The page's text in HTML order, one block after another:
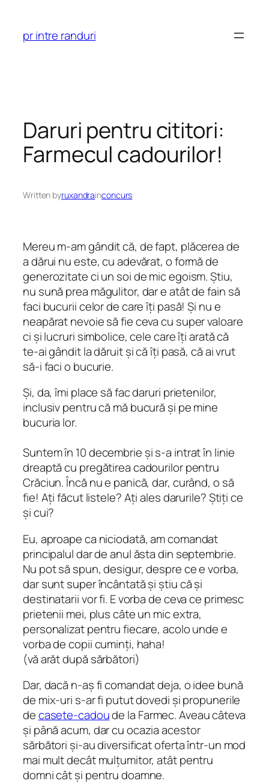
content
pr intre randuri
Daruri pentru cititori:
Farmecul cadourilor!
Written byruxandrainconcurs
Mereu m-am gândit că, de fapt, plăcerea de
a dărui nu este, cu adevărat, o formă de
generozitate ci un soi de mic egoism. Știu,
nu sună prea măgulitor, dar e atât de fain să
faci bucurii celor de care îți pasă! Și nu e
neapărat nevoie să fie ceva cu super valoare
ci și lucruri simbolice, cele care îți arată că
te-ai gândit la dăruit și că îți pasă, că ai vrut
să-i faci o bucurie.
Și, da, îmi place să fac daruri prietenilor,
inclusiv pentru că mă bucură și pe mine
bucuria lor.
Suntem în 10 decembrie și s-a intrat în linie
dreaptă cu pregătirea cadourilor pentru
Crăciun. Încă nu e panică, dar, curând, o să
fie! Ați făcut listele? Ați ales darurile? Știți ce
și cui?
Eu, aproape ca niciodată, am comandat
principalul dar de anul ăsta din septembrie.
Nu pot să spun, desigur, despre ce e vorba,
dar sunt super încântată și știu că și
destinatarii vor fi. E vorba de ceva ce primesc
prietenii mei, plus câte un mic extra,
personalizat pentru fiecare, acolo unde e
vorba de copii cuminți, haha!
(vă arăt după sărbători)
Dar, dacă n-aș fi comandat deja, o idee bună
de mix-uri s-ar fi putut dovedi și propunerile
decasete-cadoude la Farmec. Aveau câteva
și până acum, dar cu ocazia acestor
sărbători și-au diversificat oferta într-un mod
mai mult decât mulțumitor, atât pentru
domni cât și pentru doamne.